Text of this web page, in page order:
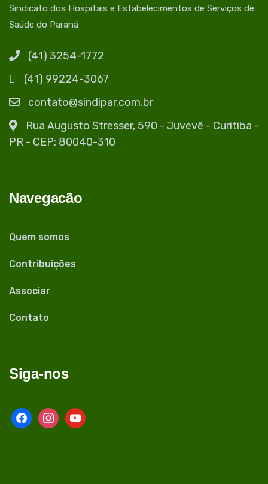
Sindicato dos Hospitais e Estabelecimentos de Serviços de
Saúde do Paraná
(41) 3254-1772
(41) 99224-3067
contato@sindipar.com.br
Rua Augusto Stresser, 590 - Juvevê - Curitiba -
PR - CEP: 80040-310
Navegacão
Quem somos
Contribuições
Associar
Contato
Siga-nos
facebookinstagram
youtube